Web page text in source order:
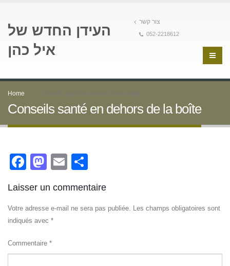
העידן החדש של
איל כהן
צור קשר
052-2218612
Home Conseils santé en dehors de la boîte
Conseils santé en dehors de la boîte
Facebook
Mastodon
Email
Laisser un commentaire
Votre adresse e-mail ne sera pas publiée. Les champs obligatoires sont
indiqués avec *
Commentaire *